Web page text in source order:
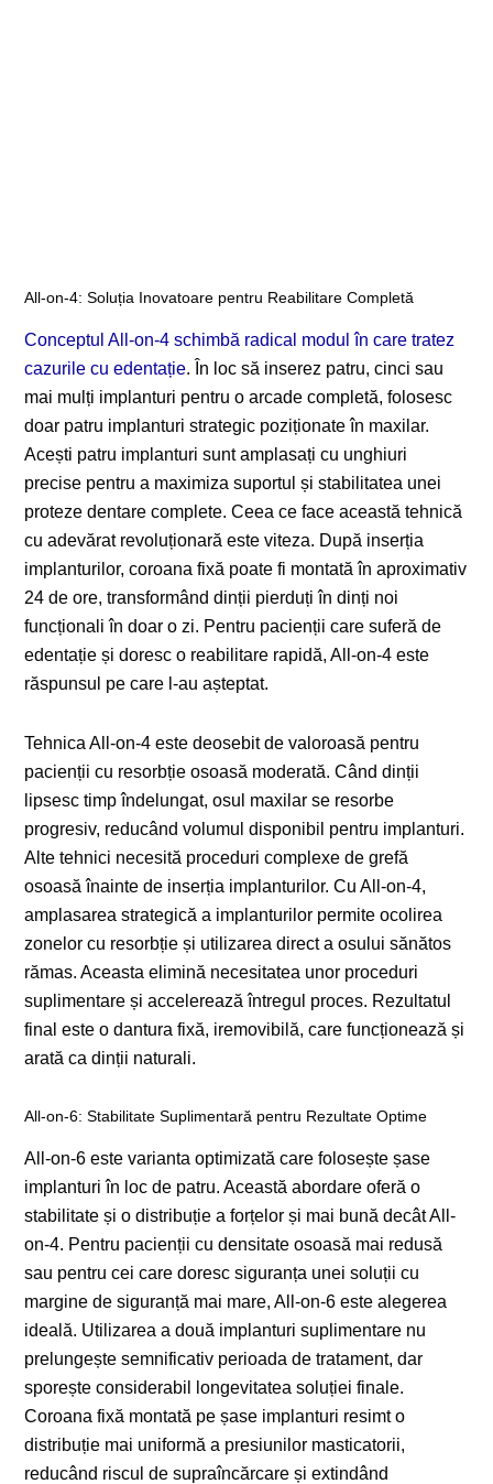
All-on-4: Soluția Inovatoare pentru Reabilitare Completă
Conceptul All-on-4 schimbă radical modul în care tratez
cazurile cu edentație. În loc să inserez patru, cinci sau
mai mulți implanturi pentru o arcade completă, folosesc
doar patru implanturi strategic poziționate în maxilar.
Acești patru implanturi sunt amplasați cu unghiuri
precise pentru a maximiza suportul și stabilitatea unei
proteze dentare complete. Ceea ce face această tehnică
cu adevărat revoluționară este viteza. După inserția
implanturilor, coroana fixă poate fi montată în aproximativ
24 de ore, transformând dinții pierduți în dinți noi
funcționali în doar o zi. Pentru pacienții care suferă de
edentație și doresc o reabilitare rapidă, All-on-4 este
răspunsul pe care l-au așteptat.
Tehnica All-on-4 este deosebit de valoroasă pentru
pacienții cu resorbție osoasă moderată. Când dinții
lipsesc timp îndelungat, osul maxilar se resorbe
progresiv, reducând volumul disponibil pentru implanturi.
Alte tehnici necesită proceduri complexe de grefă
osoasă înainte de inserția implanturilor. Cu All-on-4,
amplasarea strategică a implanturilor permite ocolirea
zonelor cu resorbție și utilizarea direct a osului sănătos
rămas. Aceasta elimină necesitatea unor proceduri
suplimentare și accelerează întregul proces. Rezultatul
final este o dantura fixă, iremovibilă, care funcționează și
arată ca dinții naturali.
All-on-6: Stabilitate Suplimentară pentru Rezultate Optime
All-on-6 este varianta optimizată care folosește șase
implanturi în loc de patru. Această abordare oferă o
stabilitate și o distribuție a forțelor și mai bună decât All-
on-4. Pentru pacienții cu densitate osoasă mai redusă
sau pentru cei care doresc siguranța unei soluții cu
margine de siguranță mai mare, All-on-6 este alegerea
ideală. Utilizarea a două implanturi suplimentare nu
prelungește semnificativ perioada de tratament, dar
sporește considerabil longevitatea soluției finale.
Coroana fixă montată pe șase implanturi resimt o
distribuție mai uniformă a presiunilor masticatorii,
reducând riscul de supraîncărcare și extindând